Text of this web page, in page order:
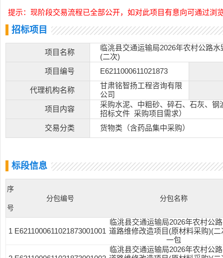
提示：现阶段交易流程已全部公开，如对此项目有意向可通过浏
招标项目
项目名称
临洮县交通运输局2026年农村公路
(二次)
项目编号
E6211000611021873
代理机构名称
甘肃铭智扬工程咨询有限
公司
项目内容
采购水泥、中粗砂、碎石、石灰、
招标文件 采购项目需求）
交易分类
货物类（含药品集中采购）
标段信息
序
号
分包编号 分包名称
1 E6211000611021873001001
临洮县交通运输局2026年农村公
道路维修改造项目(原材料采购)(二
一包
临洮县交通运输局2026年农村公